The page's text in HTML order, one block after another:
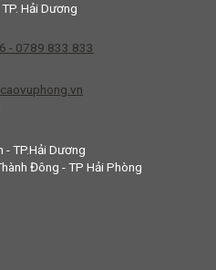
Hải Dương
- 0789 833 833
- TP.Hải Dương
Đông - TP Hải Phòng